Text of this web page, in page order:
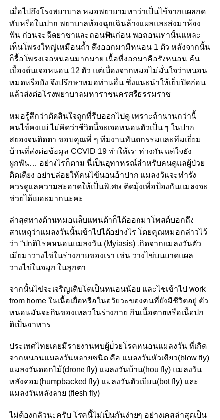
เมื่อไปถึงโรงพยาบาล หมอพยายามหาว่าเป็นไข้จากแผลกด
ทับหรือในปาก พยาบาลห้องฉุกเฉินล้างแผลและส่งมาห้อง
ฟัน ก่อนจะฉีดยาชาและถอนฟันก่อน พอถอนเท่านั้นแหละ
เห็นโพรงใหญ่เหมือนถ้ำ ดึงออกมามีหนอน 1 ตัว หลังจากนั้น
ก็รื้อโพรงเจอหนอนมากมาย เนื้อที่งอกมาคือรังหนอน ค้น
เบื้องต้นเจอหนอน 12 ตัว แต่เนื่องจากหมอไม่มั่นใจว่าหนอน
หมดหรือยัง จึงปรึกษาหมอท่านอื่น ซึ่งแนะนำให้เย็บปิดก่อน
แล้วส่งต่อโรงพยาบาลมหาราชนครศรีธรรมราช
หมอรู้สึกว่าตัดสินใจถูกที่รีบออกไปดู เพราะถ้านานกว่านี้
คนไข้คงแย่ ไม่คิดว่าชีวิตนี้จะเจอหนอนตัวเป็น ๆ ในปาก
สยองจนติดตา ขอบคุณพี่ ๆ ทีมงานทันตกรรมและทีมเยี่ยม
บ้านที่ส่งต่อข้อมูล COVID 19 ทำให้เราห่างกัน แต่ใจยัง
ผูกพัน… อย่างไรก็ตาม นี่เป็นอุทาหรณ์สำหรับคนดูแลผู้ป่วย
ติดเตียง อย่าปล่อยให้คนไข้นอนอ้าปาก แมลงวันจะทำรัง
ควรดูแลความสะอาดให้เป็นพิเศษ ติดมุ้งเพื่อป้องกันแมลงจะ
ช่วยได้เยอะมากนะคะ
ล่าสุดทางด้านหมอแล็บแพนด้าก็ได้ออกมาโพสต์บอกถึง
สาเหตุว่าแมลงวันนั้นเข้าไปได้อย่างไร โดยคุณหมอกล่าวไว้
ว่า “ปกติโรคหนอนแมลงวัน (Myiasis) เกิดจากแมลงวันตัว
เมียมาวางไข่ในร่างกายของเรา เช่น วางไข่บนบาดแผล
วางไข่ในจมูก ในลูกตา
จากนั้นไข่จะเจริญเติบโตเป็นหนอนน้อย และไชเข้าไป work
from home ในเนื้อเยื่อหรือในอวัยวะของคนที่ยังมีชีวิตอยู่ ตัว
หนอนมันจะกินของเหลวในร่างกาย กินเนื้อตายหรือเนื้อปก
ติเป็นอาหาร
ประเทศไทยเคยมีรายงานพบผู้ป่วยโรคหนอนแมลงวัน ที่เกิด
จากหนอนแมลงวันหลายชนิด คือ แมลงวันหัวเขียว(blow fly)
แมลงวันดอกไม้(drone fly) แมลงวันบ้าน(hou fly) แมลงวัน
หลังค่อม(humpbacked fly) แมลงวันตัวเบียน(bot fly) และ
แมลงวันหลังลาย (flesh fly)
ไม่ต้องกลัวนะครับ โรคนี้ไม่เป็นกันง่ายๆ อย่างเคสล่าสุดเป็น